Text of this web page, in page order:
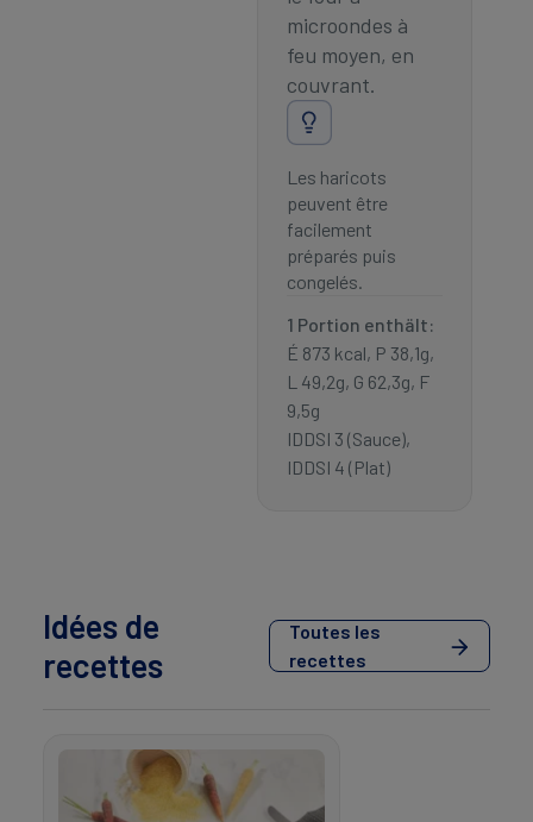
microondes à
feu moyen, en
couvrant.
Les haricots
peuvent être
facilement
préparés puis
congelés.
1 Portion enthält:
É 873 kcal, P 38,1g,
L 49,2g, G 62,3g, F
9,5g
IDDSI 3 (Sauce),
IDDSI 4 (Plat)
Idées de
recettes
Toutes les
recettes